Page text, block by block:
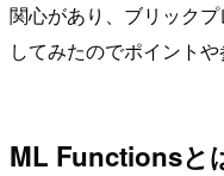
関心があり、ブリック
してみたのでポイント
ML Functionsと